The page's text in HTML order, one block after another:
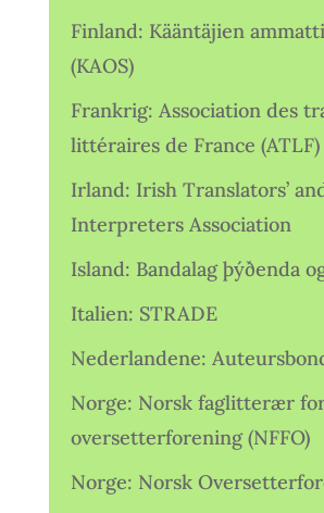
Finland: Kääntäjien
(KAOS)
Frankrig: Association des
littéraires de France (ATLF)
Irland: Irish Translators’
Interpreters Association
Island: Bandalag þýðenda
Italien: STRADE
Nederlandene:
Norge: Norsk faglitterær
oversetterforening (NFFO)
Norge: Norsk